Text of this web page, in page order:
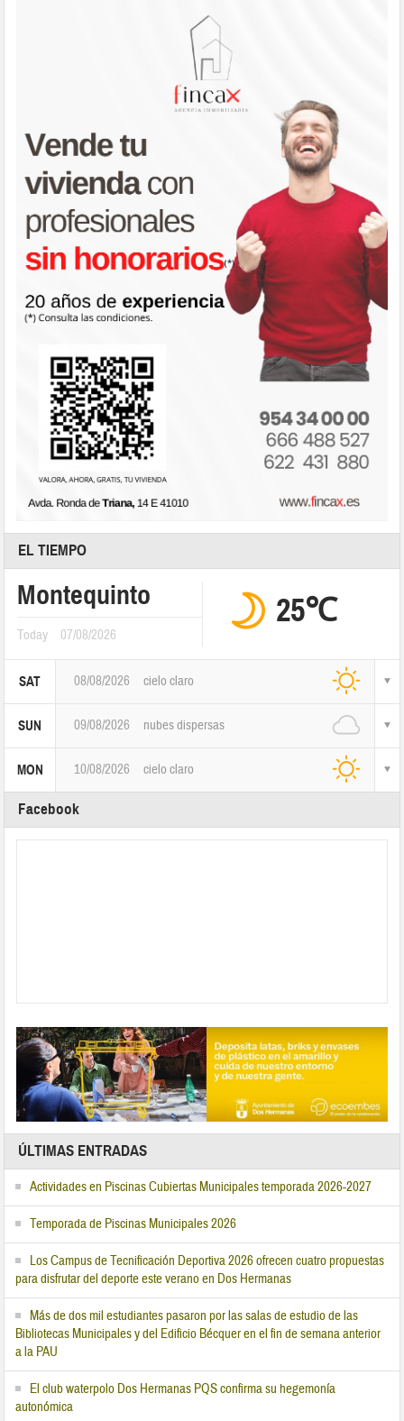
EL TIEMPO
Montequinto
Today 07/08/2026
25℃
SAT 08/08/2026 cielo claro
SUN 09/08/2026 nubes dispersas
MON 10/08/2026 cielo claro
Facebook
ÚLTIMAS ENTRADAS
Actividades en Piscinas Cubiertas Municipales temporada 2026-2027
Temporada de Piscinas Municipales 2026
Los Campus de Tecnificación Deportiva 2026 ofrecen cuatro propuestas
para disfrutar del deporte este verano en Dos Hermanas
Más de dos mil estudiantes pasaron por las salas de estudio de las
Bibliotecas Municipales y del Edificio Bécquer en el fin de semana anterior
a la PAU
El club waterpolo Dos Hermanas PQS confirma su hegemonía
autonómica